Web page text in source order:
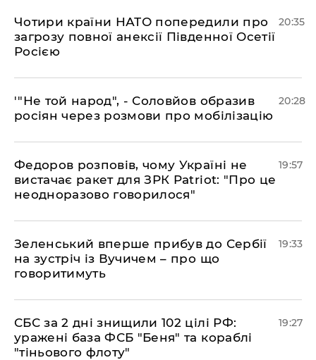
​Чотири країни НАТО попередили про
загрозу повної анексії Південної Осетії
Росією
20:35
​'"Не той народ", - Соловйов образив
росіян через розмови про мобілізацію
20:28
​Федоров розповів, чому Україні не
вистачає ракет для ЗРК Patriot: "Про це
неодноразово говорилося"
19:57
​Зеленський вперше прибув до Сербії
на зустріч із Вучичем – про що
говоритимуть
19:33
​СБС за 2 дні знищили 102 цілі РФ:
уражені база ФСБ "Беня" та кораблі
"тіньового флоту"
19:27